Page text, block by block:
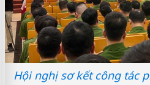
Hội nghị sơ kết công tác